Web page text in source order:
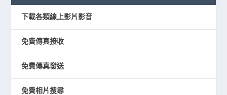
下載各類線上影片影音
免費傳真接收
免費傳真發送
免費相片搜尋